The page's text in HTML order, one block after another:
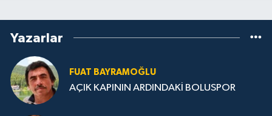
Yazarlar
FUAT BAYRAMOĞLU
AÇIK KAPININ ARDINDAKİ BOLUSPOR